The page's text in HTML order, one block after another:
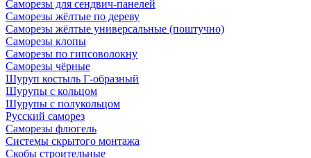
Саморезы для сендвич-панелей
Саморезы жёлтые по дереву
Саморезы жёлтые универсальные (поштучно)
Саморезы клопы
Саморезы по гипсоволокну
Саморезы чёрные
Шуруп костыль Г-образный
Шурупы с кольцом
Шурупы с полукольцом
Русский саморез
Саморезы флюгель
Системы скрытого монтажа
Скобы строительные